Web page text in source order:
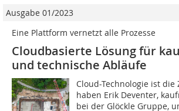
Ausgabe 01/2023
Eine Plattform vernetzt alle Prozesse
Cloudbasierte Lösung für
und technische Abläufe
Cloud-Technologie ist die
haben Erik Deventer,
bei der Glöckle Gruppe,